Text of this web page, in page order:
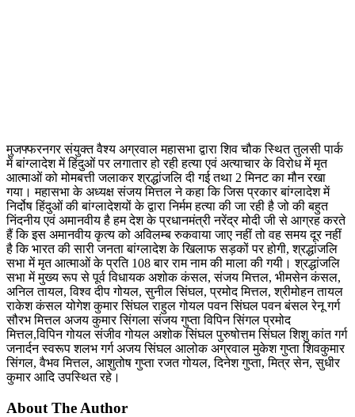
मुजफ्फरनगर संयुक्त वैश्य अग्रवाल महासभा द्वारा शिव चौक स्थित तुलसी पार्क
में बांग्लादेश में हिंदुओं पर लगातार हो रही हत्या एवं अत्याचार के विरोध में मृत
आत्माओं को मोमबत्ती जलाकर श्रद्धांजलि दी गई तथा 2 मिनट का मौन रखा
गया। महासभा के अध्यक्ष संजय मित्तल ने कहा कि जिस प्रकार बांग्लादेश में
निर्दोष हिंदुओं की बांग्लादेशयों के द्वारा निर्मम हत्या की जा रही है जो की बहुत
निंदनीय एवं अमानवीय है हम देश के प्रधानमंत्री नरेंद्र मोदी जी से आग्रह करते
हैं कि इस अमानवीय कृत्य को अविलम्ब रुकवाया जाए नहीं तो वह समय दूर नहीं
है कि भारत की सारी जनता बांग्लादेश के खिलाफ सड़कों पर होगी, श्रद्धांजलि
सभा में मृत आत्माओं के प्रति 108 बार राम नाम की माला की गयी। श्रद्धांजलि
सभा में मुख्य रूप से पूर्व विधायक अशोक कंसल, संजय मित्तल, भीमसेन कंसल,
अनिल तायल, विश्व दीप गोयल, सुनील सिंघल, प्रमोद मित्तल, श्रीमोहन तायल
राकेश कंसल योगेश कुमार सिंघल राहुल गोयल पवन सिंघल पवन बंसल रेनू गर्ग
सौरभ मित्तल अजय कुमार सिंगला संजय गुप्ता विपिन सिंगल प्रमोद
मित्तल,विपिन गोयल संजीव गोयल अशोक सिंघल पुरुषोत्तम सिंघल शिशु कांत गर्ग
जनार्दन स्वरूप शलभ गर्ग अजय सिंघल आलोक अग्रवाल मुकेश गुप्ता शिवकुमार
सिंगल, वैभव मित्तल, आशुतोष गुप्ता रजत गोयल, दिनेश गुप्ता, मित्र सेन, सुधीर
कुमार आदि उपस्थित रहे।
About The Author